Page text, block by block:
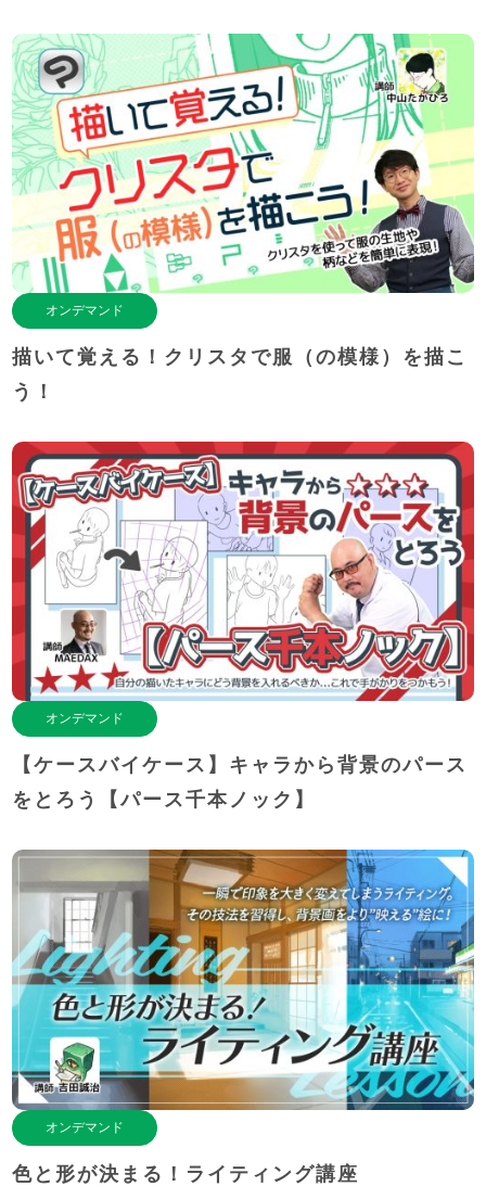
オンデマンド
描いて覚える！クリスタで服（の模様）を描こ
う！
オンデマンド
【ケースバイケース】キャラから背景のパース
をとろう【パース千本ノック】
オンデマンド
色と形が決まる！ライティング講座